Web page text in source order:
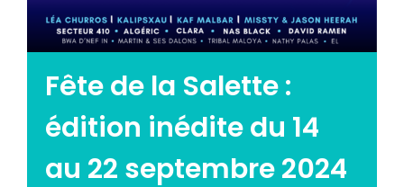
Emploi tourisme
Contact
Fête de la Salette :
édition inédite du 14
au 22 septembre 2024